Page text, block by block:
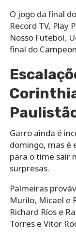
O jogo da final
Record TV, Play
Nosso Futebol,
final do
Garro ainda é
domingo, mas é
para o time sair
surpresas.
Palmeiras
Murilo, Micael e
Richard Ríos e
Torres e Vitor